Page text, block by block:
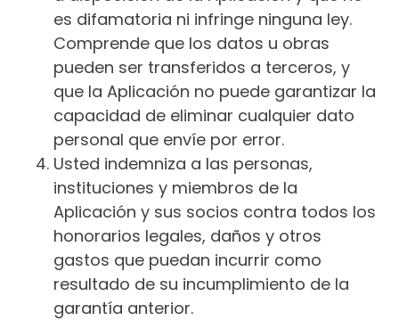
es difamatoria ni infringe ninguna ley.
Comprende que los datos u obras
pueden ser transferidos a terceros, y
que la Aplicación no puede garantizar la
capacidad de eliminar cualquier dato
personal que envíe por error.
Usted indemniza a las personas,
instituciones y miembros de la
Aplicación y sus socios contra todos los
honorarios legales, daños y otros
gastos que puedan incurrir como
resultado de su incumplimiento de la
garantía anterior.